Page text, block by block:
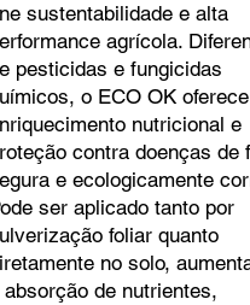
sustentabilidade e alta
agrícola.
pesticidas e fungicidas
o ECO OK oferece
nutricional e
contra doenças de
e ecologicamente
ser aplicado tanto por
foliar quanto
no solo,
absorção de nutrientes,